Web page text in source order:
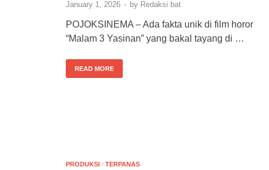
January 1, 2026 - by Redaksi bat
POJOKSINEMA – Ada fakta unik di film horor
“Malam 3 Yasinan” yang bakal tayang di …
READ MORE
PRODUKSI / TERPANAS